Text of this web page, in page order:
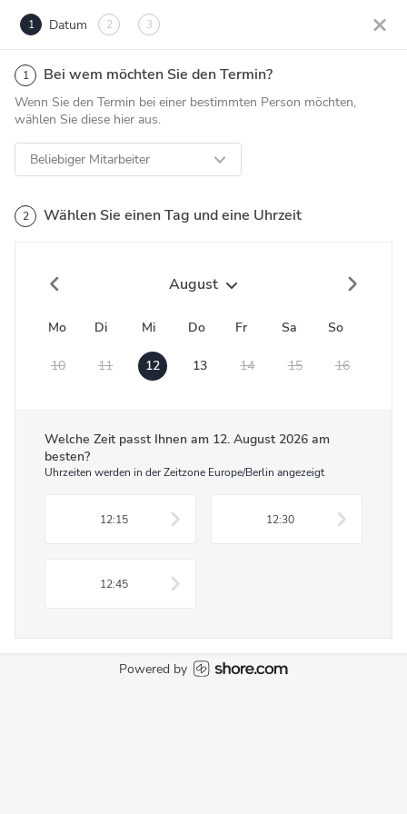
1 Datum 2 3
1 Bei wem möchten Sie den Termin?
Wenn Sie den Termin bei einer bestimmten Person möchten,
wählen Sie diese hier aus.
Beliebiger Mitarbeiter
2 Wählen Sie einen Tag und eine Uhrzeit
August
Mo Di Mi Do Fr Sa So
10 11 12 13 14 15 16
Welche Zeit passt Ihnen am 12. August 2026 am
besten?
Uhrzeiten werden in der Zeitzone Europe/Berlin angezeigt
12:15 12:30
12:45
Powered by